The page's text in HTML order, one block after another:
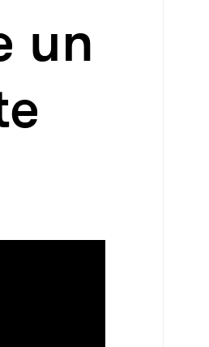
un